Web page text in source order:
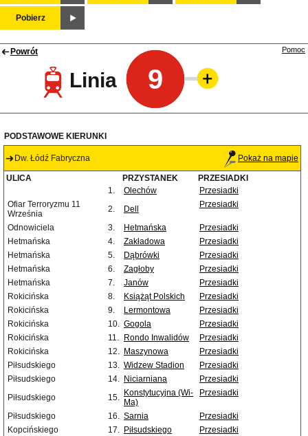
Pobierz
Powrót
Linia 9
Pomoc
PODSTAWOWE KIERUNKI
Dw. Łódź Fabryczna Pokaż na mapie
ULICA PRZYSTANEK
PRZESIADKI
1.
Olechów
Przesiadki
Ofiar Terroryzmu 11
Września
2. Dell Przesiadki
Odnowiciela 3. Hetmańska
Przesiadki
Hetmańska
4. Zakładowa
Przesiadki
Hetmańska
5. Dąbrówki
Przesiadki
Hetmańska
6. Zagłoby
Przesiadki
Hetmańska
7. Janów
Przesiadki
Rokicińska
8. Książąt Polskich
Przesiadki
Rokicińska
9. Lermontowa
Przesiadki
Rokicińska
10. Gogola
Przesiadki
Rokicińska
11. Rondo Inwalidów
Przesiadki
Rokicińska
12. Maszynowa
Przesiadki
Piłsudskiego
13. Widzew Stadion
Przesiadki
Piłsudskiego
14. Niciarniana
Przesiadki
Piłsudskiego
15. Konstytucyjna (Wi-
Ma)
Przesiadki
Piłsudskiego 16. Sarnia
Przesiadki
Kopcińskiego
17. Piłsudskiego
Przesiadki